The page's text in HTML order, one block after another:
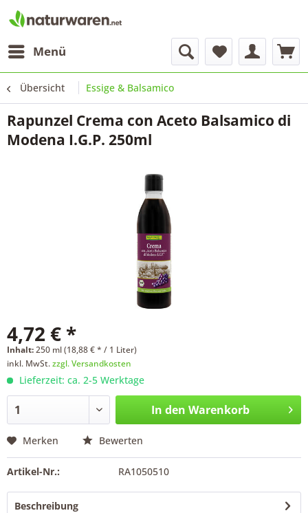
Menü
Übersicht Essige & Balsamico
Rapunzel Crema con Aceto Balsamico di
Modena I.G.P. 250ml
4,72 € *
Inhalt:250 ml (18,88 € * / 1 Liter)
inkl. MwSt.zzgl. Versandkosten
Lieferzeit: ca. 2-5 Werktage
In den Warenkorb
Merken Bewerten
Artikel-Nr.: RA1050510
Beschreibung